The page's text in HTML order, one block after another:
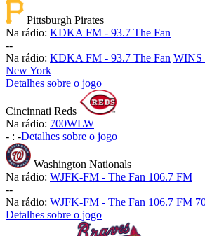
Pittsburgh Pirates
Na rádio: KDKA FM - 93.7 The Fan
--
Na rádio: KDKA FM - 93.7 The Fan WINS
New York
Detalhes sobre o jogo
Cincinnati Reds
Na rádio: 700WLW
- : -Detalhes sobre o jogo
Washington Nationals
Na rádio: WJFK-FM - The Fan 106.7 FM
--
Na rádio: WJFK-FM - The Fan 106.7 FM
Detalhes sobre o jogo